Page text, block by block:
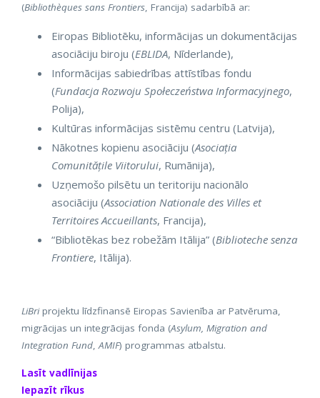
(Bibliothèques sans Frontiers, Francija) sadarbībā ar:
Eiropas Bibliotēku, informācijas un dokumentācijas
asociāciju biroju (EBLIDA, Nīderlande),
Informācijas sabiedrības attīstības fondu
(Fundacja Rozwoju Społeczeństwa Informacyjnego,
Polija),
Kultūras informācijas sistēmu centru (Latvija),
Nākotnes kopienu asociāciju (Asociația
Comunitățile Viitorului, Rumānija),
Uzņemošo pilsētu un teritoriju nacionālo
asociāciju (Association Nationale des Villes et
Territoires Accueillants, Francija),
“Bibliotēkas bez robežām Itālija” (Biblioteche senza
Frontiere, Itālija).
LiBriprojektu līdzfinansē Eiropas Savienība ar Patvēruma,
migrācijas un integrācijas fonda (Asylum, Migration and
Integration Fund,AMIF) programmas atbalstu.
Lasīt vadlīnijas
Iepazīt rīkus